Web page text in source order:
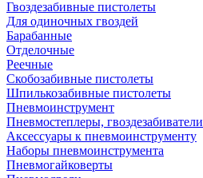
Гвоздезабивные пистолеты
Для одиночных гвоздей
Барабанные
Отделочные
Реечные
Скобозабивные пистолеты
Шпилькозабивные пистолеты
Пневмоинструмент
Пневмостеплеры, гвоздезабиватели
Аксессуары к пневмоинструменту
Наборы пневмоинструмента
Пневмогайковерты